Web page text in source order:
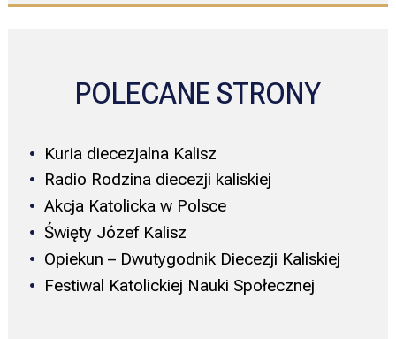
POLECANE STRONY
Kuria diecezjalna Kalisz
Radio Rodzina diecezji kaliskiej
Akcja Katolicka w Polsce
Święty Józef Kalisz
Opiekun – Dwutygodnik Diecezji Kaliskiej
Festiwal Katolickiej Nauki Społecznej